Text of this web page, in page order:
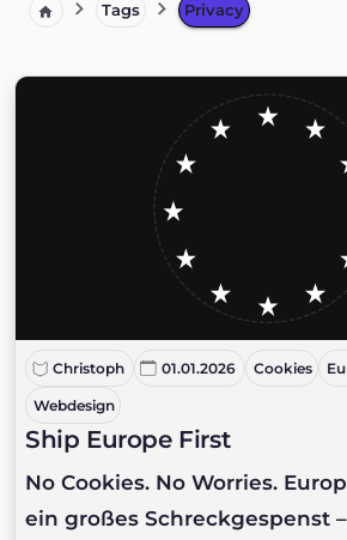
Tags Privacy
Christoph 01.01.2026 Cookies
Webdesign
Ship Europe First
No Cookies. No Worries.
ein großes Schreckgespenst